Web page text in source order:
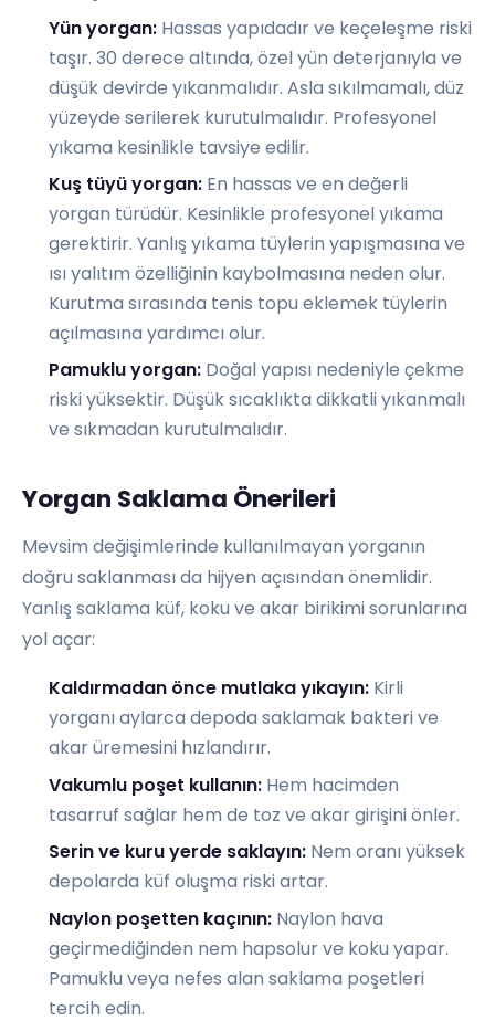
Yün yorgan: Hassas yapıdadır ve keçeleşme riski
taşır. 30 derece altında, özel yün deterjanıyla ve
düşük devirde yıkanmalıdır. Asla sıkılmamalı, düz
yüzeyde serilerek kurutulmalıdır. Profesyonel
yıkama kesinlikle tavsiye edilir.
Kuş tüyü yorgan: En hassas ve en değerli
yorgan türüdür. Kesinlikle profesyonel yıkama
gerektirir. Yanlış yıkama tüylerin yapışmasına ve
ısı yalıtım özelliğinin kaybolmasına neden olur.
Kurutma sırasında tenis topu eklemek tüylerin
açılmasına yardımcı olur.
Pamuklu yorgan: Doğal yapısı nedeniyle çekme
riski yüksektir. Düşük sıcaklıkta dikkatli yıkanmalı
ve sıkmadan kurutulmalıdır.
Yorgan Saklama Önerileri
Mevsim değişimlerinde kullanılmayan yorganın
doğru saklanması da hijyen açısından önemlidir.
Yanlış saklama küf, koku ve akar birikimi sorunlarına
yol açar:
Kaldırmadan önce mutlaka yıkayın: Kirli
yorganı aylarca depoda saklamak bakteri ve
akar üremesini hızlandırır.
Vakumlu poşet kullanın: Hem hacimden
tasarruf sağlar hem de toz ve akar girişini önler.
Serin ve kuru yerde saklayın: Nem oranı yüksek
depolarda küf oluşma riski artar.
Naylon poşetten kaçının: Naylon hava
geçirmediğinden nem hapsolur ve koku yapar.
Pamuklu veya nefes alan saklama poşetleri
tercih edin.